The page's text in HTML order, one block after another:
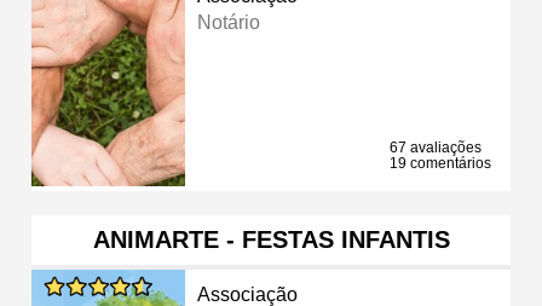
Notário
67 avaliações
19 comentários
ANIMARTE - FESTAS INFANTIS
Associação